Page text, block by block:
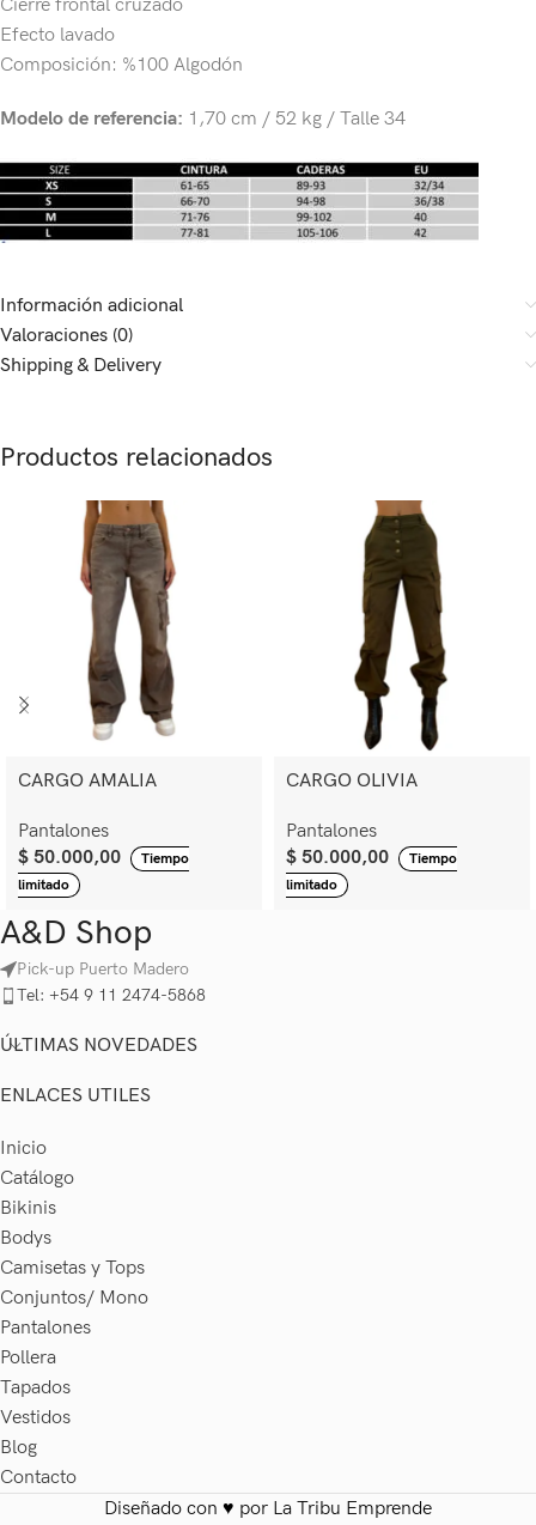
Cierre frontal cruzado
Efecto lavado
Composición: %100 Algodón
Modelo de referencia: 1,70 cm / 52 kg / Talle 34
Información adicional
Valoraciones (0)
Shipping & Delivery
Productos relacionados
CARGO AMALIA
Pantalones
$ 50.000,00
Tiempo
limitado
CARGO OLIVIA
Pantalones
$ 50.000,00
Tiempo
limitado
A&D Shop
Pick-up Puerto Madero
Tel: +54 9 11 2474-5868
ÚLTIMAS NOVEDADES
ENLACES UTILES
Inicio
Catálogo
Bikinis
Bodys
Camisetas y Tops
Conjuntos/ Mono
Pantalones
Pollera
Tapados
Vestidos
Blog
Contacto
Diseñado con ♥ por La Tribu Emprende